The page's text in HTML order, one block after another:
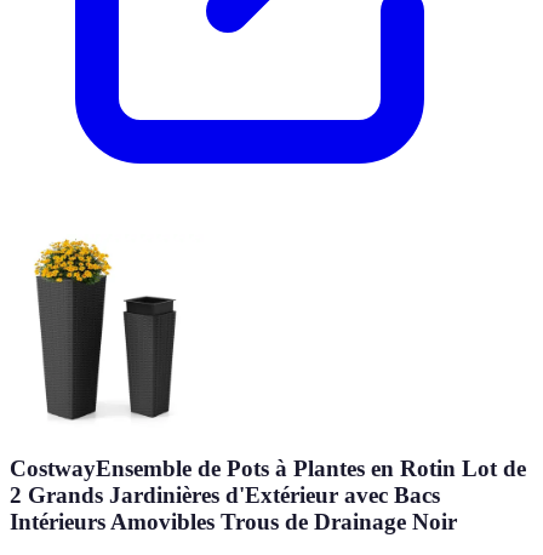
CostwayEnsemble de Pots à Plantes en Rotin Lot de
2 Grands Jardinières d'Extérieur avec Bacs
Intérieurs Amovibles Trous de Drainage Noir